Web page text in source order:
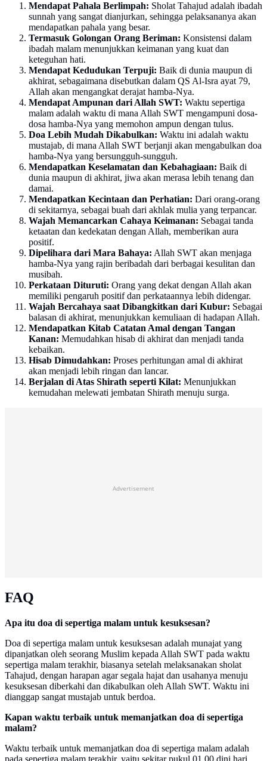
Mendapat Pahala Berlimpah: Sholat Tahajud adalah ibadah
sunnah yang sangat dianjurkan, sehingga pelaksananya akan
mendapatkan pahala yang besar.
Termasuk Golongan Orang Beriman: Konsistensi dalam
ibadah malam menunjukkan keimanan yang kuat dan
keteguhan hati.
Mendapat Kedudukan Terpuji: Baik di dunia maupun di
akhirat, sebagaimana disebutkan dalam QS Al-Isra ayat 79,
Allah akan mengangkat derajat hamba-Nya.
Mendapat Ampunan dari Allah SWT: Waktu sepertiga
malam adalah waktu di mana Allah SWT mengampuni dosa-
dosa hamba-Nya yang memohon ampun dengan tulus.
Doa Lebih Mudah Dikabulkan: Waktu ini adalah waktu
mustajab, di mana Allah SWT berjanji akan mengabulkan doa
hamba-Nya yang bersungguh-sungguh.
Mendapatkan Keselamatan dan Kebahagiaan: Baik di
dunia maupun di akhirat, jiwa akan merasa lebih tenang dan
damai.
Mendapatkan Kecintaan dan Perhatian: Dari orang-orang
di sekitarnya, sebagai buah dari akhlak mulia yang terpancar.
Wajah Memancarkan Cahaya Keimanan: Sebagai tanda
ketaatan dan kedekatan dengan Allah, memberikan aura
positif.
Dipelihara dari Mara Bahaya: Allah SWT akan menjaga
hamba-Nya yang rajin beribadah dari berbagai kesulitan dan
musibah.
Perkataan Dituruti: Orang yang dekat dengan Allah akan
memiliki pengaruh positif dan perkataannya lebih didengar.
Wajah Bercahaya saat Dibangkitkan dari Kubur: Sebagai
balasan di akhirat, menunjukkan kemuliaan di hadapan Allah.
Mendapatkan Kitab Catatan Amal dengan Tangan
Kanan: Memudahkan hisab di akhirat dan menjadi tanda
kebaikan.
Hisab Dimudahkan: Proses perhitungan amal di akhirat
akan menjadi lebih ringan dan lancar.
Berjalan di Atas Shirath seperti Kilat: Menunjukkan
kemudahan melewati jembatan Shirath menuju surga.
Advertisement
FAQ
Apa itu doa di sepertiga malam untuk kesuksesan?
Doa di sepertiga malam untuk kesuksesan adalah munajat yang
dipanjatkan oleh seorang Muslim kepada Allah SWT pada waktu
sepertiga malam terakhir, biasanya setelah melaksanakan sholat
Tahajud, dengan harapan agar segala hajat dan usahanya menuju
kesuksesan diberkahi dan dikabulkan oleh Allah SWT. Waktu ini
dianggap sangat mustajab untuk berdoa.
Kapan waktu terbaik untuk memanjatkan doa di sepertiga
malam?
Waktu terbaik untuk memanjatkan doa di sepertiga malam adalah
pada sepertiga malam terakhir, yaitu sekitar pukul 01.00 dini hari